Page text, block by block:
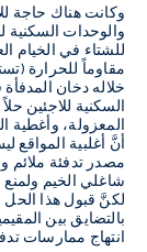
وكانت هناك حاجة
والوحدات
للشتاء في الخيام
مقاوماً للحرارة
خلاله دخان
السكنية للاجئين
المعزولة، وأغطية
أنَّ أغلبية المواقع
مصدر تدفئة ملائم
شاغلي الخيم
لكنَّ قبول هذا
بالتضايق بين
انتهاج ممارسات